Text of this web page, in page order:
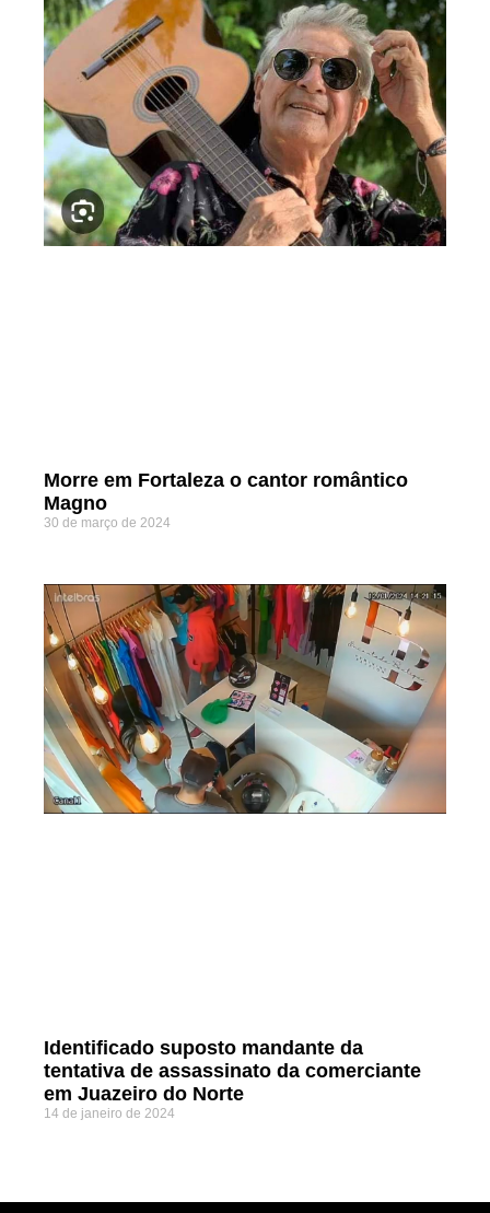
Morre em Fortaleza o cantor romântico
Magno
30 de março de 2024
Identificado suposto mandante da
tentativa de assassinato da comerciante
em Juazeiro do Norte
14 de janeiro de 2024